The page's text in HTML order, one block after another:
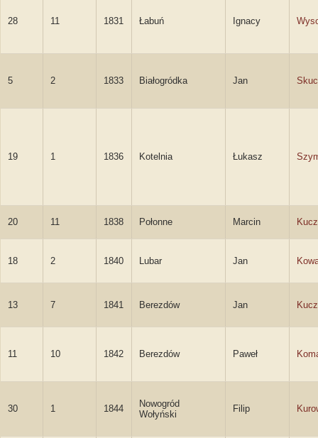
28 11 1831 Łabuń Ignacy
5 2 1833 Białogródka Jan
19 1 1836 Kotelnia Łukasz
20 11 1838 Połonne Marcin
18 2 1840 Lubar Jan
13 7 1841 Berezdów Jan
11 10 1842 Berezdów Paweł
30 1 1844
Nowogród
Wołyński
Filip